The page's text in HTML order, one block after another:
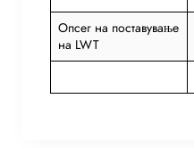
Опсег на поставување
на LWT